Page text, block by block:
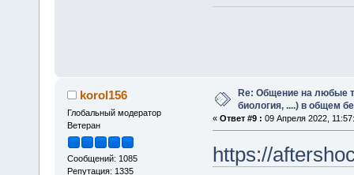
korol156
Глобальный модератор
Ветеран
Сообщений: 1085
Репутация: 1335
Re: Общение на любые
биология, ....) в общем
« Ответ #9 : 09 Апреля 2022,
https://